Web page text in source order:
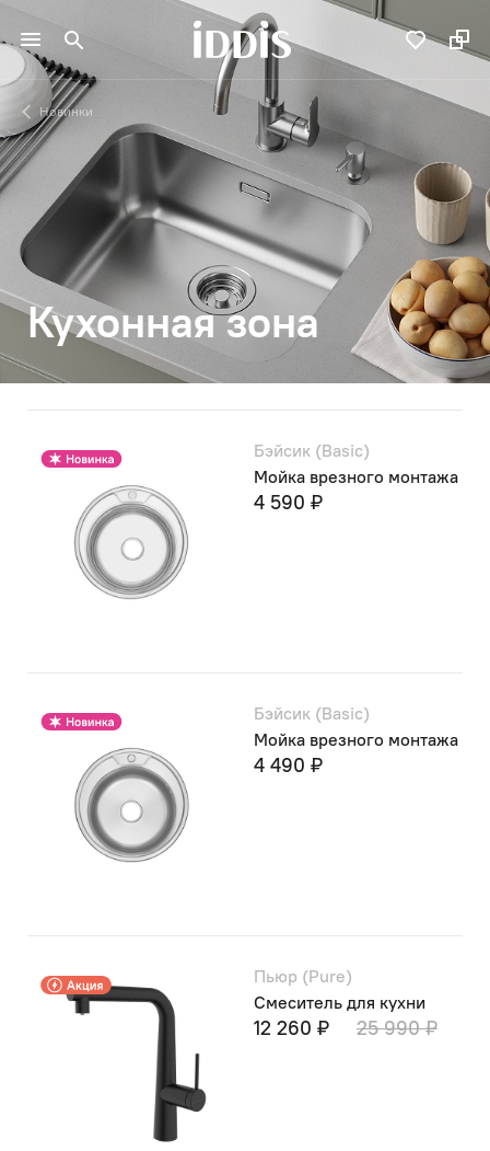
Новинки
Кухонная зона
Бэйсик (Basic)
Мойка врезного монтажа
4 590 ₽
Бэйсик (Basic)
Мойка врезного монтажа
4 490 ₽
Пьюр (Pure)
Смеситель для кухни
12 260 ₽ 25 990 ₽